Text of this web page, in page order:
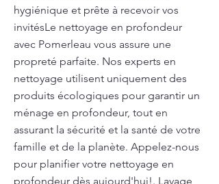
hygiénique et prête à recevoir vos
invitésLe nettoyage en profondeur
avec Pomerleau vous assure une
propreté parfaite. Nos experts en
nettoyage utilisent uniquement des
produits écologiques pour garantir un
ménage en profondeur, tout en
assurant la sécurité et la santé de votre
famille et de la planète. Appelez-nous
pour planifier votre nettoyage en
profondeur dès aujourd'hui!. Lavage